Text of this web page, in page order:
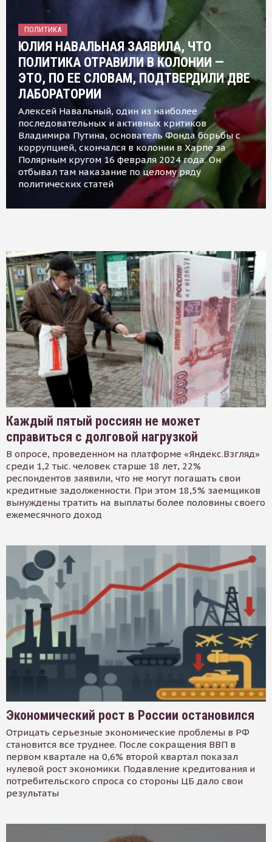
ПОЛИТИКА
ЮЛИЯ НАВАЛЬНАЯ ЗАЯВИЛА, ЧТО
ПОЛИТИКА ОТРАВИЛИ В КОЛОНИИ —
ЭТО, ПО ЕЕ СЛОВАМ, ПОДТВЕРДИЛИ ДВЕ
ЛАБОРАТОРИИ
Алексей Навальный, один из наиболее
последовательных и активных критиков
Владимира Путина, основатель Фонда борьбы с
коррупцией, скончался в колонии в Харпе за
Полярным кругом 16 февраля 2024 года. Он
отбывал там наказание по целому ряду
политических статей
Каждый пятый россиян не может
справиться с долговой нагрузкой
В опросе, проведенном на платформе «Яндекс.Взгляд»
среди 1,2 тыс. человек старше 18 лет, 22%
респондентов заявили, что не могут погашать свои
кредитные задолженности. При этом 18,5% заемщиков
вынуждены тратить на выплаты более половины своего
ежемесячного доход
Экономический рост в России остановился
Отрицать серьезные экономические проблемы в РФ
становится все труднее. После сокращения ВВП в
первом квартале на 0,6% второй квартал показал
нулевой рост экономики. Подавление кредитования и
потребительского спроса со стороны ЦБ дало свои
результаты